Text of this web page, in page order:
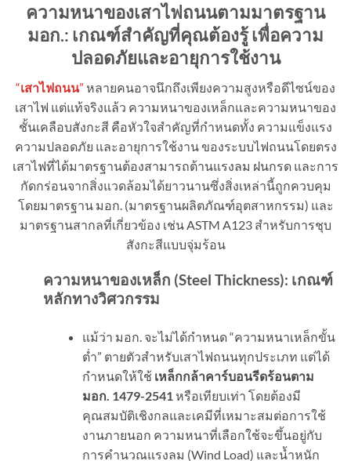
ความหนาของเสาไฟถนนตามมาตรฐาน
มอก.: เกณฑ์สำคัญที่คุณต้องรู้ เพื่อความ
ปลอดภัยและอายุการใช้งาน
“เสาไฟถนน” หลายคนอาจนึกถึงเพียงความสูงหรือดีไซน์ของ
เสาไฟ แต่แท้จริงแล้ว ความหนาของเหล็กและความหนาของ
ชั้นเคลือบสังกะสี คือหัวใจสำคัญที่กำหนดทั้ง ความแข็งแรง
ความปลอดภัย และอายุการใช้งาน ของระบบไฟถนนโดยตรง
เสาไฟที่ได้มาตรฐานต้องสามารถต้านแรงลม ฝนกรด และการ
กัดกร่อนจากสิ่งแวดล้อมได้ยาวนานซึ่งสิ่งเหล่านี้ถูกควบคุม
โดยมาตรฐาน มอก. (มาตรฐานผลิตภัณฑ์อุตสาหกรรม) และ
มาตรฐานสากลที่เกี่ยวข้อง เช่น ASTM A123 สำหรับการชุบ
สังกะสีแบบจุ่มร้อน
ความหนาของเหล็ก (Steel Thickness): เกณฑ์
หลักทางวิศวกรรม
แม้ว่า มอก. จะไม่ได้กำหนด “ความหนาเหล็กขั้น
ต่ำ” ตายตัวสำหรับเสาไฟถนนทุกประเภท แต่ได้
กำหนดให้ใช้ เหล็กกล้าคาร์บอนรีดร้อนตาม
มอก. 1479-2541หรือเทียบเท่า โดยต้องมี
คุณสมบัติเชิงกลและเคมีที่เหมาะสมต่อการใช้
งานภายนอก ความหนาที่เลือกใช้จะขึ้นอยู่กับ
การคำนวณแรงลม (Wind Load) และน้ำหนัก